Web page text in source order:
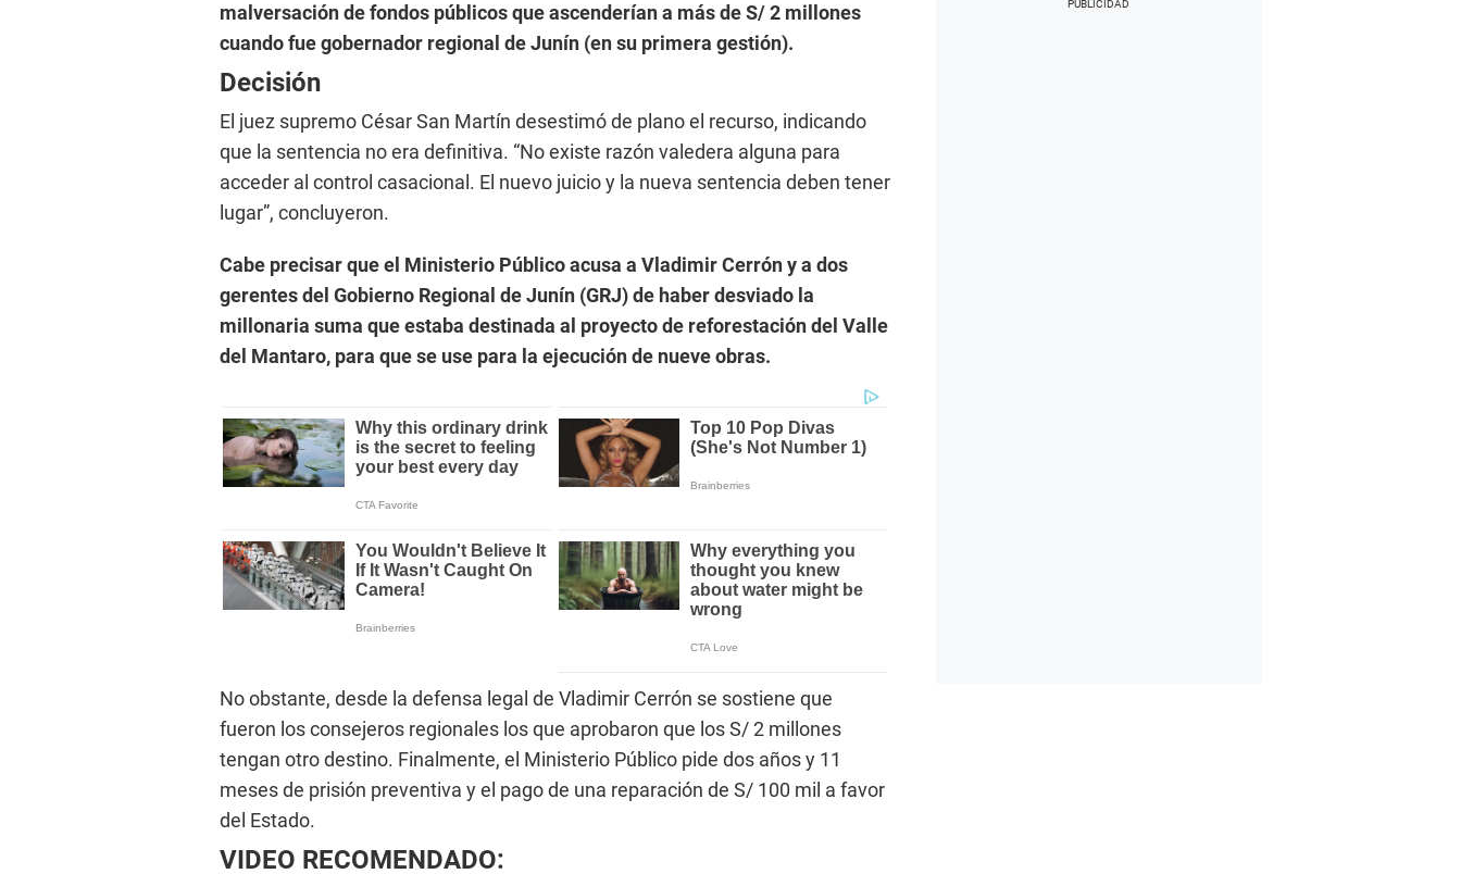
malversación de fondos públicos que ascenderían a más de S/ 2 millones
cuando fue gobernador regional de Junín (en su primera gestión).
Decisión
El juez supremo César San Martín desestimó de plano el recurso, indicando
que la sentencia no era definitiva. “No existe razón valedera alguna para
acceder al control casacional. El nuevo juicio y la nueva sentencia deben tener
lugar”, concluyeron.
Cabe precisar que el Ministerio Público acusa a Vladimir Cerrón y a dos
gerentes del Gobierno Regional de Junín (GRJ) de haber desviado la
millonaria suma que estaba destinada al proyecto de reforestación del Valle
del Mantaro, para que se use para la ejecución de nueve obras.
No obstante, desde la defensa legal de Vladimir Cerrón se sostiene que
fueron los consejeros regionales los que aprobaron que los S/ 2 millones
tengan otro destino. Finalmente, el Ministerio Público pide dos años y 11
meses de prisión preventiva y el pago de una reparación de S/ 100 mil a favor
del Estado.
VIDEO RECOMENDADO: